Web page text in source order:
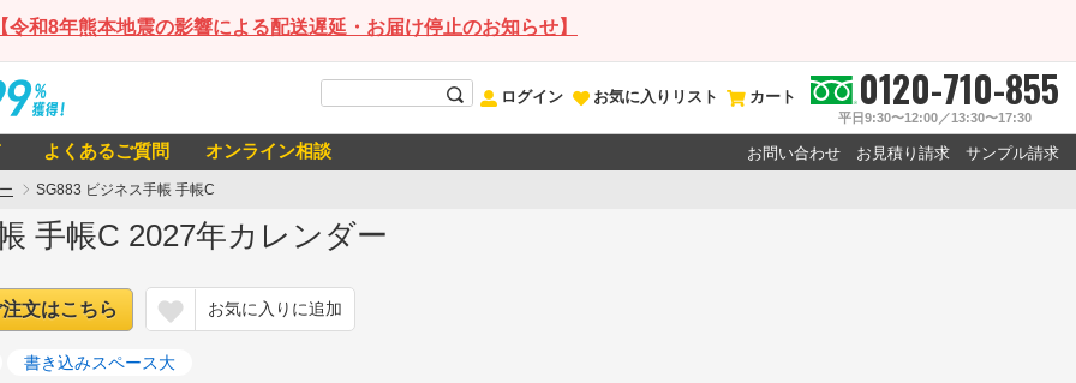
令和8年熊本地震の影響による配送遅延・お届け停止のお知らせ】
ログイン お気に入りリスト カート 0120-710-855
平日9:30〜12:00／13:30〜17:30
よくあるご質問 オンライン相談 お問い合わせ お見積り請求 サンプル請求
SG883 ビジネス手帳 手帳C
手帳C 2027年カレンダー
文はこちら お気に入りに追加
書き込みスペース大